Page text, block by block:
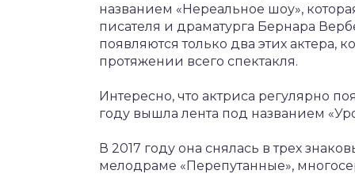
названием «Нереальное шоу»,
писателя и драматурга Бернара
появляются только два этих актера,
протяжении всего спектакля.
Интересно, что актриса регулярно
году вышла лента под названием
В 2017 году она снялась в трех
мелодраме «Перепутанные»,